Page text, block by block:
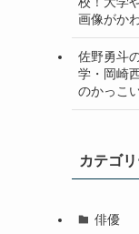
画像がか
佐野勇斗
学・岡崎
のかっこ
カテゴ
俳優